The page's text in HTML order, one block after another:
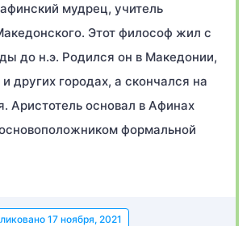
мудрец, учитель
Этот философ жил с
до н.э. Родился он в Македонии,
других городах, а скончался на
Аристотель основал в Афинах
формальной
17 ноября, 2021